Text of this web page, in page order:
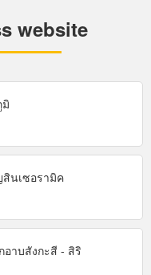
website
นเซอรามิค
อาบสังกะสี - สิริ